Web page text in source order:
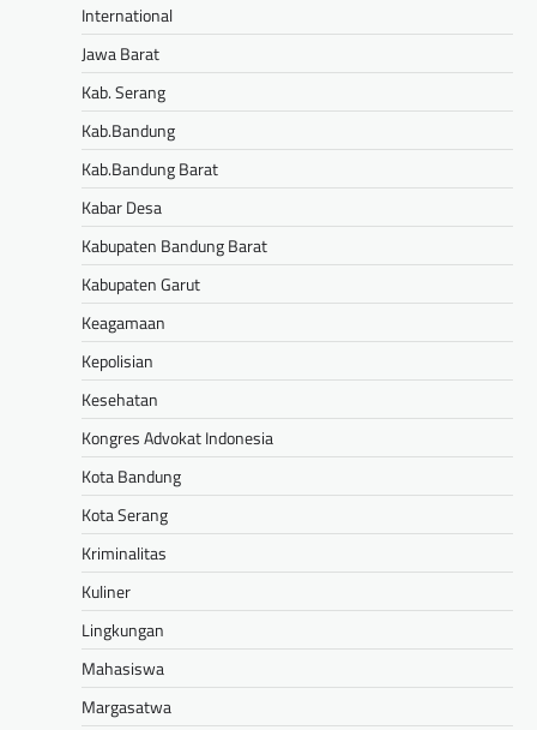
International
Jawa Barat
Kab. Serang
Kab.Bandung
Kab.Bandung Barat
Kabar Desa
Kabupaten Bandung Barat
Kabupaten Garut
Keagamaan
Kepolisian
Kesehatan
Kongres Advokat Indonesia
Kota Bandung
Kota Serang
Kriminalitas
Kuliner
Lingkungan
Mahasiswa
Margasatwa